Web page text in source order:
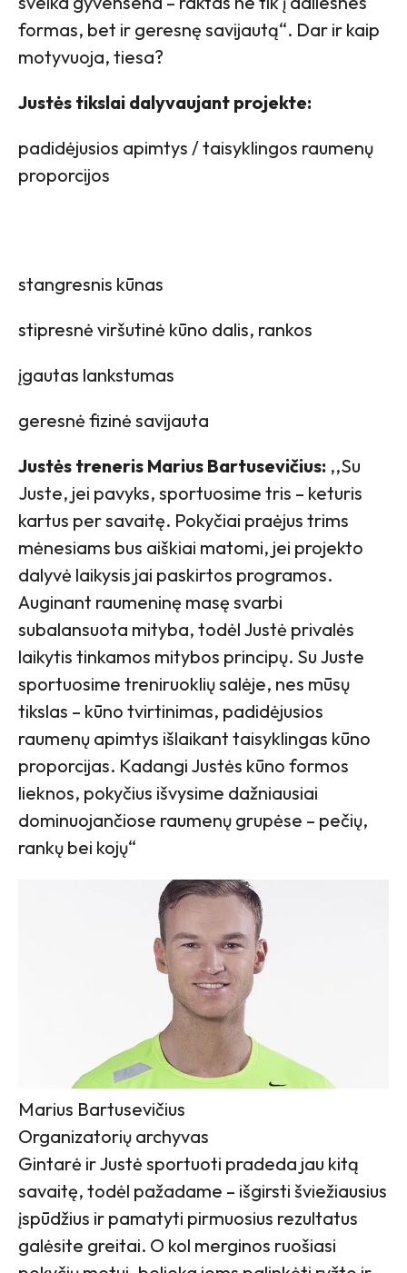
formas, bet ir geresnę savijautą“. Dar ir kaip
motyvuoja, tiesa?
Justės tikslai dalyvaujant projekte:
padidėjusios apimtys / taisyklingos raumenų
proporcijos
stangresnis kūnas
stipresnė viršutinė kūno dalis, rankos
įgautas lankstumas
geresnė fizinė savijauta
Justės treneris Marius Bartusevičius: ,,Su
Juste, jei pavyks, sportuosime tris – keturis
kartus per savaitę. Pokyčiai praėjus trims
mėnesiams bus aiškiai matomi, jei projekto
dalyvė laikysis jai paskirtos programos.
Auginant raumeninę masę svarbi
subalansuota mityba, todėl Justė privalės
laikytis tinkamos mitybos principų. Su Juste
sportuosime treniruoklių salėje, nes mūsų
tikslas – kūno tvirtinimas, padidėjusios
raumenų apimtys išlaikant taisyklingas kūno
proporcijas. Kadangi Justės kūno formos
lieknos, pokyčius išvysime dažniausiai
dominuojančiose raumenų grupėse – pečių,
rankų bei kojų“
Marius Bartusevičius
Organizatorių archyvas
Gintarė ir Justė sportuoti pradeda jau kitą
savaitę, todėl pažadame – išgirsti šviežiausius
įspūdžius ir pamatyti pirmuosius rezultatus
galėsite greitai. O kol merginos ruošiasi